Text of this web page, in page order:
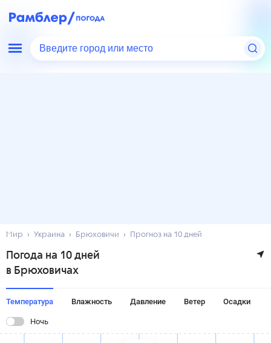
Введите город или место
Мир Украина Брюховичи Прогноз на 10 дней
Погода на 10 дней
в Брюховичах
Температура Влажность Давление Ветер Осадки
Ночь